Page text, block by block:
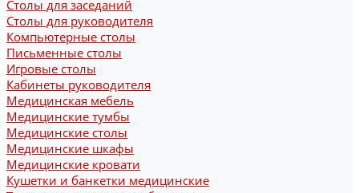
Столы для заседаний
Столы для руководителя
Компьютерные столы
Письменные столы
Игровые столы
Кабинеты руководителя
Медицинская мебель
Медицинские тумбы
Медицинские столы
Медицинские шкафы
Медицинские кровати
Кушетки и банкетки медицинские